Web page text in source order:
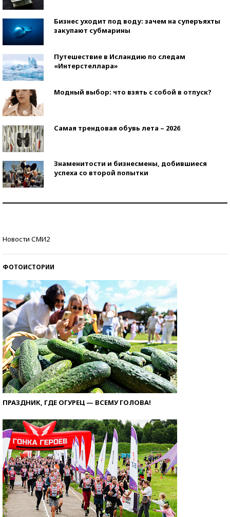
Бизнес уходит под воду: зачем на суперъяхты
закупают субмарины
Путешествие в Исландию по следам
«Интерстеллара»
Модный выбор: что взять с собой в отпуск?
Самая трендовая обувь лета – 2026
Знаменитости и бизнесмены, добившиеся
успеха со второй попытки
Новости СМИ2
ФОТОИСТОРИИ
ПРАЗДНИК, ГДЕ ОГУРЕЦ — ВСЕМУ ГОЛОВА!